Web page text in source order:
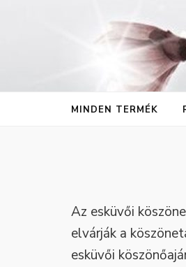
MINDEN TERMÉK
Az esküvői
elvárják a
esküvői